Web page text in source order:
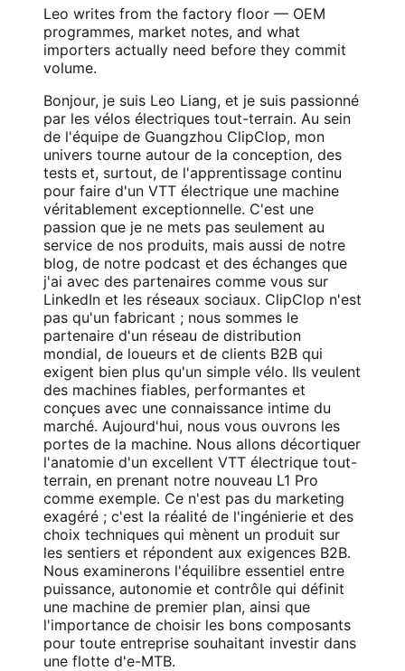
Leo writes from the factory floor — OEM
programmes, market notes, and what
importers actually need before they commit
volume.
Bonjour, je suis Leo Liang, et je suis passionné
par les vélos électriques tout-terrain. Au sein
de l'équipe de Guangzhou ClipClop, mon
univers tourne autour de la conception, des
tests et, surtout, de l'apprentissage continu
pour faire d'un VTT électrique une machine
véritablement exceptionnelle. C'est une
passion que je ne mets pas seulement au
service de nos produits, mais aussi de notre
blog, de notre podcast et des échanges que
j'ai avec des partenaires comme vous sur
LinkedIn et les réseaux sociaux. ClipClop n'est
pas qu'un fabricant ; nous sommes le
partenaire d'un réseau de distribution
mondial, de loueurs et de clients B2B qui
exigent bien plus qu'un simple vélo. Ils veulent
des machines fiables, performantes et
conçues avec une connaissance intime du
marché. Aujourd'hui, nous vous ouvrons les
portes de la machine. Nous allons décortiquer
l'anatomie d'un excellent VTT électrique tout-
terrain, en prenant notre nouveau L1 Pro
comme exemple. Ce n'est pas du marketing
exagéré ; c'est la réalité de l'ingénierie et des
choix techniques qui mènent un produit sur
les sentiers et répondent aux exigences B2B.
Nous examinerons l'équilibre essentiel entre
puissance, autonomie et contrôle qui définit
une machine de premier plan, ainsi que
l'importance de choisir les bons composants
pour toute entreprise souhaitant investir dans
une flotte d'e-MTB.